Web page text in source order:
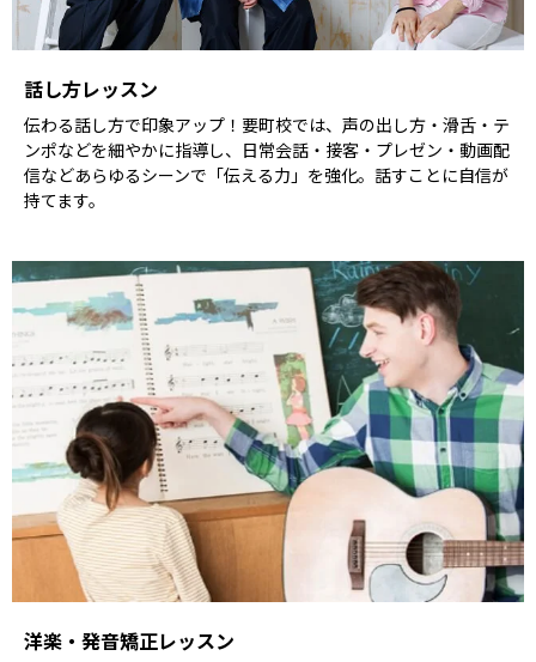
話し方レッスン
伝わる話し方で印象アップ！要町校では、声の出し方・滑舌・テ
ンポなどを細やかに指導し、日常会話・接客・プレゼン・動画配
信などあらゆるシーンで「伝える力」を強化。話すことに自信が
持てます。
洋楽・発音矯正レッスン